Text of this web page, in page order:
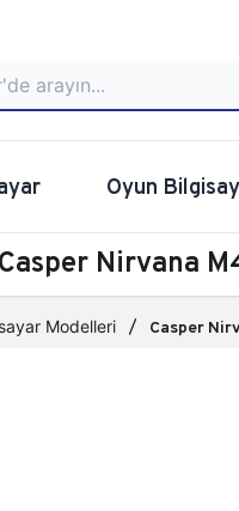
Oyun
Nirvana
Modelleri Casper